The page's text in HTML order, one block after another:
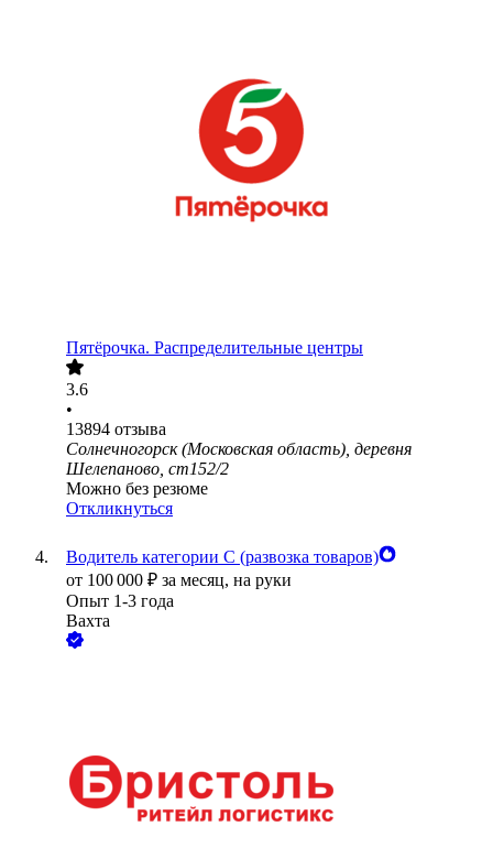
Пятёрочка. Распределительные центры
3.6
•
13894 отзыва
Солнечногорск (Московская область), деревня
Шелепаново, ст152/2
Можно без резюме
Откликнуться
Водитель категории С (развозка товаров)
от 100 000 ₽ за месяц, на руки
Опыт 1-3 года
Вахта